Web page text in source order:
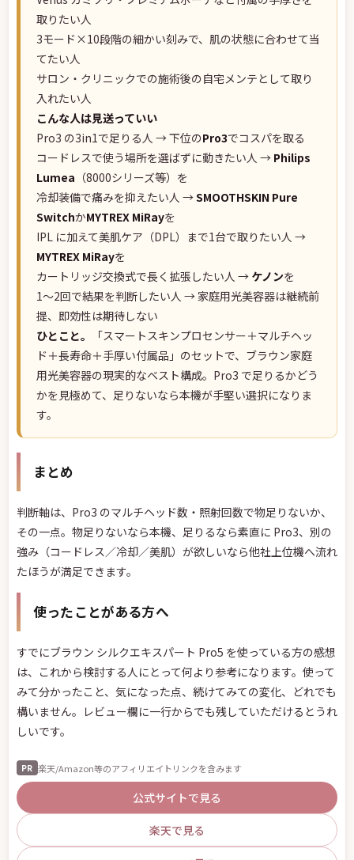
取りたい人
3モード×10段階の細かい刻みで、肌の状態に合わせて当
てたい人
サロン・クリニックでの施術後の自宅メンテとして取り
入れたい人
こんな人は見送っていい
Pro3 の3in1で足りる人 → 下位のPro3でコスパを取る
コードレスで使う場所を選ばずに動きたい人 → Philips
Lumea （8000シリーズ等）を
冷却装備で痛みを抑えたい人 →SMOOTHSKIN Pure
SwitchかMYTREX MiRayを
IPL に加えて美肌ケア（DPL）まで1台で取りたい人 →
MYTREX MiRayを
カートリッジ交換式で長く拡張したい人 → ケノンを
1〜2回で結果を判断したい人 → 家庭用光美容器は継続前
提、即効性は期待しない
ひとこと。
「スマートスキンプロセンサー＋マルチヘッ
ド＋長寿命＋手厚い付属品」のセットで、ブラウン家庭
用光美容器の現実的なベスト構成。Pro3 で足りるかどう
かを見極めて、足りないなら本機が手堅い選択になりま
す。
まとめ
判断軸は、Pro3 のマルチヘッド数・照射回数で物足りないか、
その一点。物足りないなら本機、足りるなら素直に Pro3、別の
強み（コードレス／冷却／美肌）が欲しいなら他社上位機へ流れ
たほうが満足できます。
使ったことがある方へ
すでにブラウン シルクエキスパート Pro5 を使っている方の感想
は、これから検討する人にとって何より参考になります。使って
みて分かったこと、気になった点、続けてみての変化、どれでも
構いません。レビュー欄に一行からでも残していただけるとうれ
しいです。
PR 楽天/Amazon等のアフィリエイトリンクを含みます
公式サイトで見る
楽天で見る